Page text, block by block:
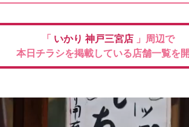
「 いかり 神戸三宮店 」周辺で
本日チラシを掲載している店舗一覧を